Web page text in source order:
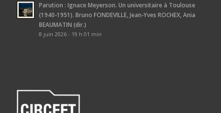
Parution : Ignace Meyerson. Un universitaire à Toulouse
(1940-1951). Bruno FONDEVILLE, Jean-Yves ROCHEX, Ania
BEAUMATIN (dir.)
8 juin 2026 - 19 h 01 min